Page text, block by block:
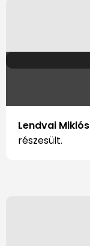
Lendvai Miklós
részesült.